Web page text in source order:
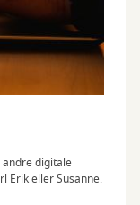
digitale
Erik eller Susanne.